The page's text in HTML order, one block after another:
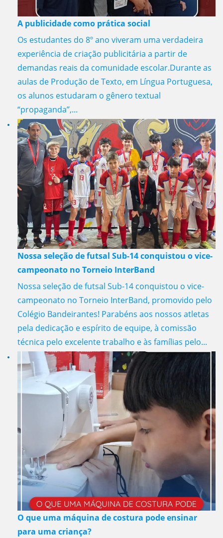
A publicidade como prática social
Os estudantes do 8º ano viveram uma verdadeira
experiência de criação publicitária a partir de
demandas reais da comunidade escolar.Durante as
aulas de Produção de Texto, em Língua Portuguesa,
os alunos estudaram o gênero textual
“propaganda”,...
Nossa seleção de futsal Sub-14 conquistou o vice-
campeonato no Torneio InterBand
Nossa seleção de futsal Sub-14 conquistou o vice-
campeonato no Torneio InterBand, promovido pelo
Colégio Bandeirantes! Parabéns aos nossos atletas
pela dedicação e espírito de equipe, à comissão
técnica pelo excelente trabalho e às famílias pelo...
O que uma máquina de costura pode ensinar
para uma criança?